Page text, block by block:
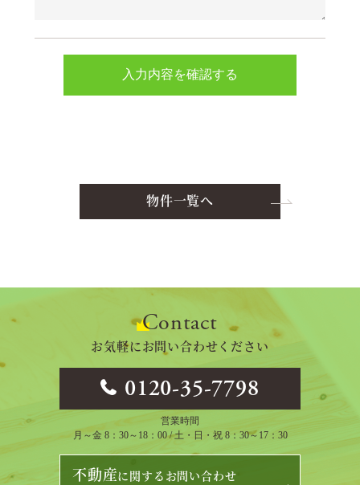
物件一覧へ
Contact
お気軽にお問い合わせください
0120-35-7798
営業時間
月～金 8：30～18：00 / 土・日・祝 8：30～17：30
不動産に関するお問い合わせ